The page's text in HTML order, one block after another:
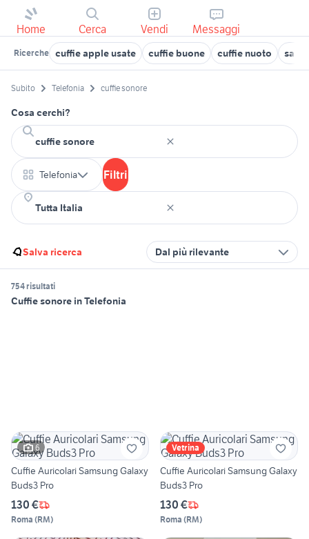
Home Cerca Vendi Messaggi
Ricerche cuffie apple usate cuffie buone cuffie nuoto
Subito Telefonia cuffie sonore
Cosa cerchi?
Telefonia Filtri
Salva ricerca Dal più rilevante
754 risultati
Cuffie sonore in Telefonia
6
Cuffie Auricolari Samsung Galaxy
Buds3 Pro
130 €
Roma (RM)
Vetrina
Cuffie Auricolari Samsung Galaxy
Buds3 Pro
130 €
Roma (RM)